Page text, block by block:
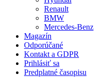
Renault
BMW
Mercedes-Benz
Magazín
Odporúčané
Kontakt a GDPR
Prihlásiť sa
Predplatné časopisu